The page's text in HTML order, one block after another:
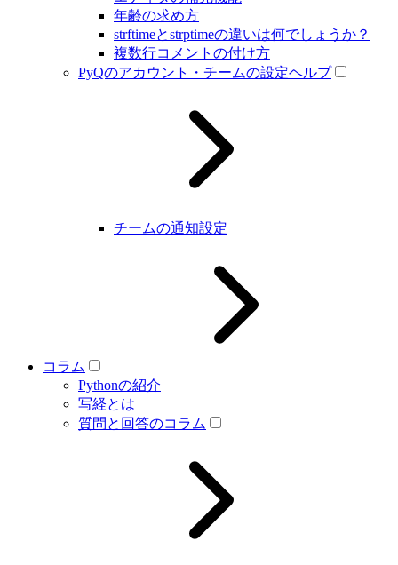
年齢の求め方
strftimeとstrptimeの違いは何でしょうか？
複数行コメントの付け方
PyQのアカウント・チームの設定ヘルプ
チームの通知設定
コラム
Pythonの紹介
写経とは
質問と回答のコラム